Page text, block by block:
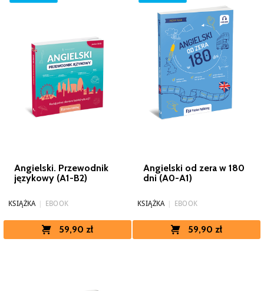
Angielski. Przewodnik
językowy (A1-B2)
KSIĄŻKA EBOOK
59,90 zł
Angielski od zera w 180
dni (A0-A1)
KSIĄŻKA EBOOK
59,90 zł